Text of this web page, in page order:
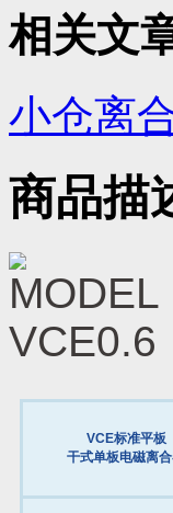
相关文
小仓离
商品描
VCE标准平板
干式单板电磁离